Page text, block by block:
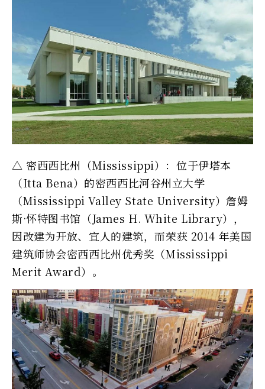
△ 密西西比州（Mississippi）：位于伊塔本
（Itta Bena）的密西西比河谷州立大学
（Mississippi Valley State University）詹姆
斯·怀特图书馆（James H. White Library），
因改建为开放、宜人的建筑，而荣获 2014 年美国
建筑师协会密西西比州优秀奖（Mississippi
Merit Award）。